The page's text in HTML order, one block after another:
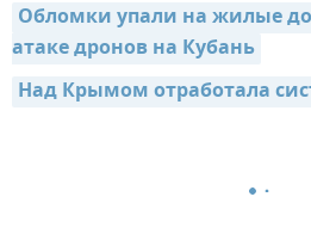
Обломки упали на жилые
атаке дронов на Кубань
Над Крымом отработала